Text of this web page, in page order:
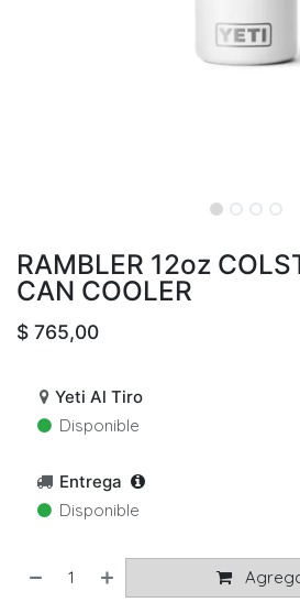
RAMBLER 12oz
CAN COOLER
$ 765,00
Yeti Al Tiro
Disponible
Entrega
Disponible